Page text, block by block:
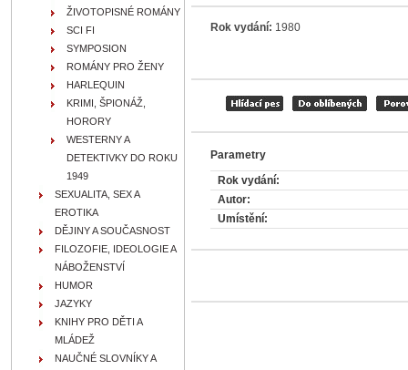
Rok vydání: 1980
Parametry
Rok vydání:
Autor:
Umístění:
ŽIVOTOPISNÉ ROMÁNY
SCI FI
SYMPOSION
ROMÁNY PRO ŽENY
HARLEQUIN
KRIMI, ŠPIONÁŽ,
HORORY
WESTERNY A
DETEKTIVKY DO ROKU
1949
SEXUALITA, SEX A
EROTIKA
DĚJINY A SOUČASNOST
FILOZOFIE, IDEOLOGIE A
NÁBOŽENSTVÍ
HUMOR
JAZYKY
KNIHY PRO DĚTI A
MLÁDEŽ
NAUČNÉ SLOVNÍKY A